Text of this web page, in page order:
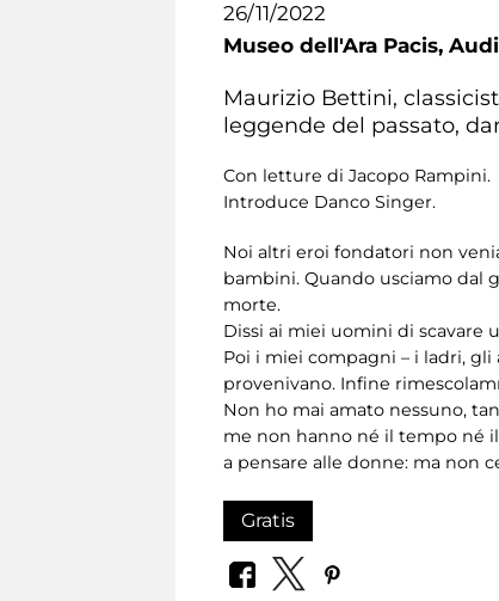
26/11/2022
Museo dell'Ara Pacis,
Maurizio Bettini,
leggende del passato,
Con letture di Jacopo Rampini.
Introduce Danco Singer.
Noi altri eroi fondatori non
bambini. Quando usciamo dal
morte.
Dissi ai miei uomini di scavare
Poi i miei compagni – i ladri, gli
provenivano. Infine
Non ho mai amato nessuno,
me non hanno né il tempo né
a pensare alle donne: ma non
Gratis